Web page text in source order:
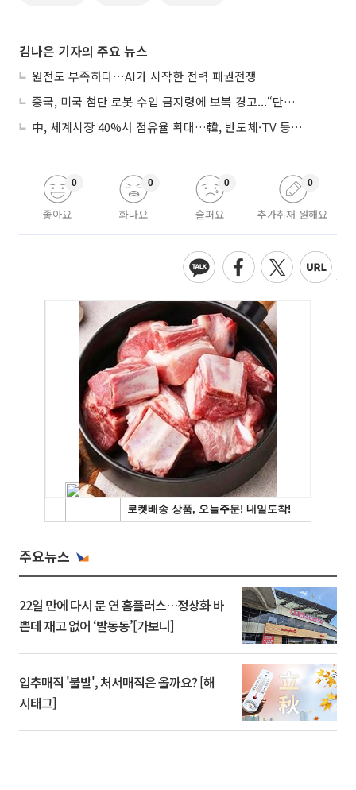
김나은 기자의 주요 뉴스
원전도 부족하다…AI가 시작한 전력 패권전쟁
중국, 미국 첨단 로봇 수입 금지령에 보복 경고...“단호히 대응”
中, 세계시장 40%서 점유율 확대…韓, 반도체·TV 등 4개 품목 1위
좋아요
0
화나요
0
슬퍼요
0
추가취재 원해요
0
주요뉴스
22일 만에 다시 문 연 홈플러스…정상화 바
쁜데 재고 없어 ‘발동동’[가보니]
입추매직 '불발', 처서매직은 올까요? [해
시태그]